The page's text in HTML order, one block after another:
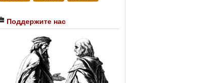
Поддержите нас